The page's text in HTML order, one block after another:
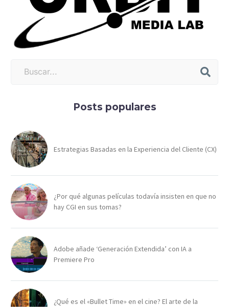
Posts populares
Estrategias Basadas en la Experiencia del Cliente (CX)
¿Por qué algunas películas todavía insisten en que no
hay CGI en sus tomas?
Adobe añade ‘Generación Extendida’ con IA a
Premiere Pro
¿Qué es el «Bullet Time» en el cine? El arte de la